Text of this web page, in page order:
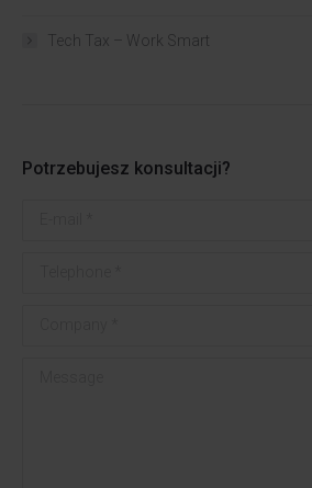
Tech Tax – Work Smart
Potrzebujesz konsultacji?